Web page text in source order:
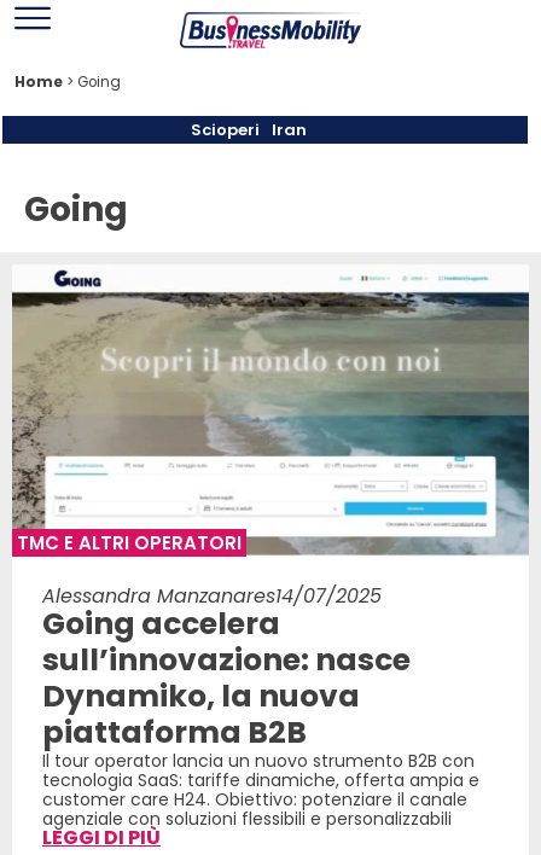
Home > Going
Scioperi Iran
Going
TMC E ALTRI OPERATORI
Alessandra Manzanares14/07/2025
Going accelera
sull’innovazione: nasce
Dynamiko, la nuova
piattaforma B2B
Il tour operator lancia un nuovo strumento B2B con
tecnologia SaaS: tariffe dinamiche, offerta ampia e
customer care H24. Obiettivo: potenziare il canale
agenziale con soluzioni flessibili e personalizzabili
LEGGI DI PIÙ